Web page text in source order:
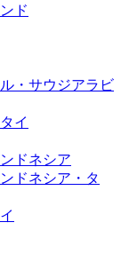
ド
・サウジアラビ
イ
ドネシア
ドネシア・タ